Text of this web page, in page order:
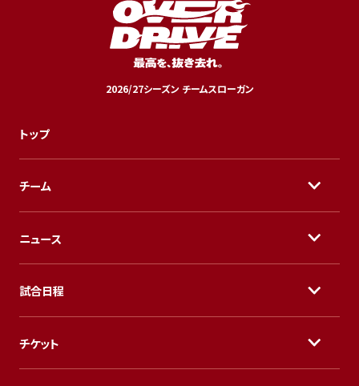
2026/27シーズン チームスローガン
トップ
チーム
ニュース
試合日程
チケット